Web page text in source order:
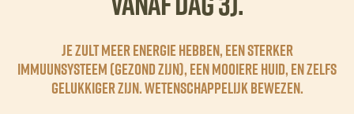
Je zult meer Energie hebben, een Sterker
immuunsysteem (Gezond zijn), een Mooiere huid, en zelfs
Gelukkiger zijn. Wetenschappelijk bewezen.